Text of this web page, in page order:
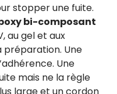
stopper une fuite.
bi-composant
au gel et aux
préparation. Une
Une
mais ne la règle
large et un cordon